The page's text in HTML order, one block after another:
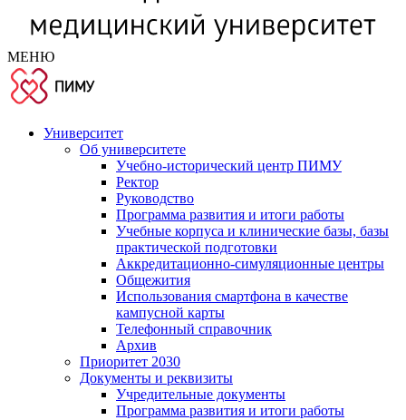
МЕНЮ
Университет
Об университете
Учебно-исторический центр ПИМУ
Ректор
Руководство
Программа развития и итоги работы
Учебные корпуса и клинические базы, базы
практической подготовки
Аккредитационно-симуляционные центры
Общежития
Использования смартфона в качестве
кампусной карты
Телефонный справочник
Архив
Приоритет 2030
Документы и реквизиты
Учредительные документы
Программа развития и итоги работы